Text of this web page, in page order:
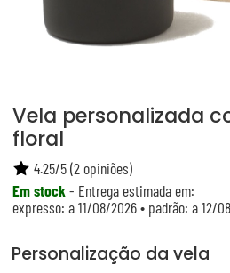
Vela personalizada
floral
Em stock- Entrega estimada em:
expresso: a 11/08/2026 • padrão: a 12/
4.25/5(2opiniões)
Personalização da vela